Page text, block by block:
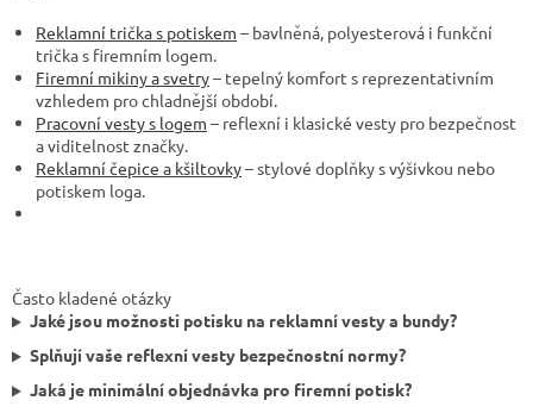
Reklamní trička s potiskem – bavlněná, polyesterová i funkční
trička s firemním logem.
Firemní mikiny a svetry– tepelný komfort s reprezentativním
vzhledem pro chladnější období.
Pracovní vesty s logem – reflexní i klasické vesty pro bezpečnost
a viditelnost značky.
Reklamní čepice a kšiltovky– stylové doplňky s výšivkou nebo
potiskem loga.
Často kladené otázky
Jaké jsou možnosti potisku na reklamní vesty a bundy?
Splňují vaše reflexní vesty bezpečnostní normy?
Jaká je minimální objednávka pro firemní potisk?